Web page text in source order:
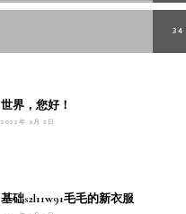
34
世界，您好！
2022年 9月 2日
基础s2l11w91毛毛的新衣服